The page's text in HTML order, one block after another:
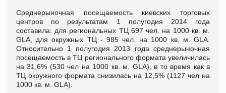
Среднерыночная посещаемость киевских торговых
центров по результатам 1 полугодия 2014 года
составила: для региональных ТЦ 697 чел. на 1000 кв. м.
GLA, для окружных ТЦ - 985 чел. на 1000 кв. м. GLA.
Относительно 1 полугодия 2013 года среднерыночная
посещаемость в ТЦ регионального формата увеличилась
на 31,6% (530 чел на 1000 кв. м. GLA), в то время как в
ТЦ окружного формата снизилась на 12,5% (1127 чел на
1000 кв. м. GLA).